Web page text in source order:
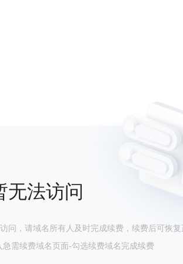
无法访问
问，请域名所有人及时完成续费，续费后可恢复
需续费域名页面-勾选续费域名完成续费